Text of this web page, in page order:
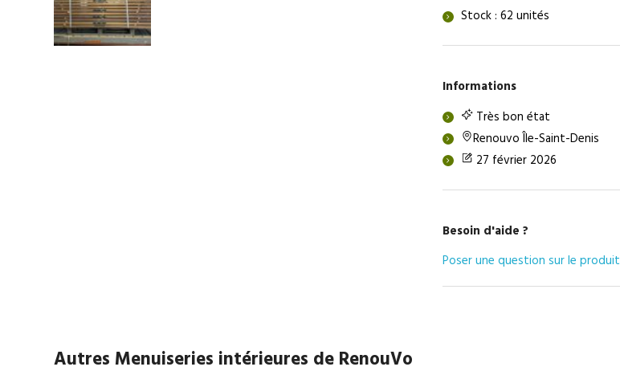
Stock : 62 unités
Informations
Très bon état
Renouvo Île-Saint-Denis
27 février 2026
Besoin d'aide ?
Poser une question sur le produit
Autres Menuiseries intérieures de RenouVo